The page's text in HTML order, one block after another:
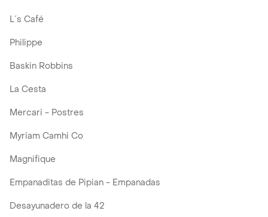
L´s Café
Philippe
Baskin Robbins
La Cesta
Mercari - Postres
Myriam Camhi Co
Magnifique
Empanaditas de Pipian - Empanadas
Desayunadero de la 42